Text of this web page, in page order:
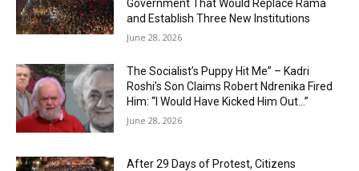
Government That Would Replace Rama
and Establish Three New Institutions
June 28, 2026
The Socialist’s Puppy Hit Me” – Kadri
Roshi’s Son Claims Robert Ndrenika Fired
Him: “I Would Have Kicked Him Out…”
June 28, 2026
After 29 Days of Protest, Citizens